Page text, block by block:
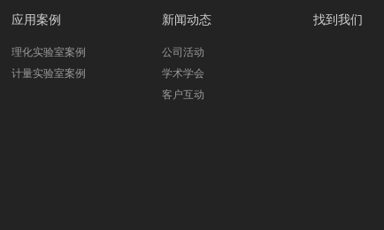
应用案例
理化实验室案例
计量实验室案例
新闻动态
公司活动
学术学会
客户互动
找到我们